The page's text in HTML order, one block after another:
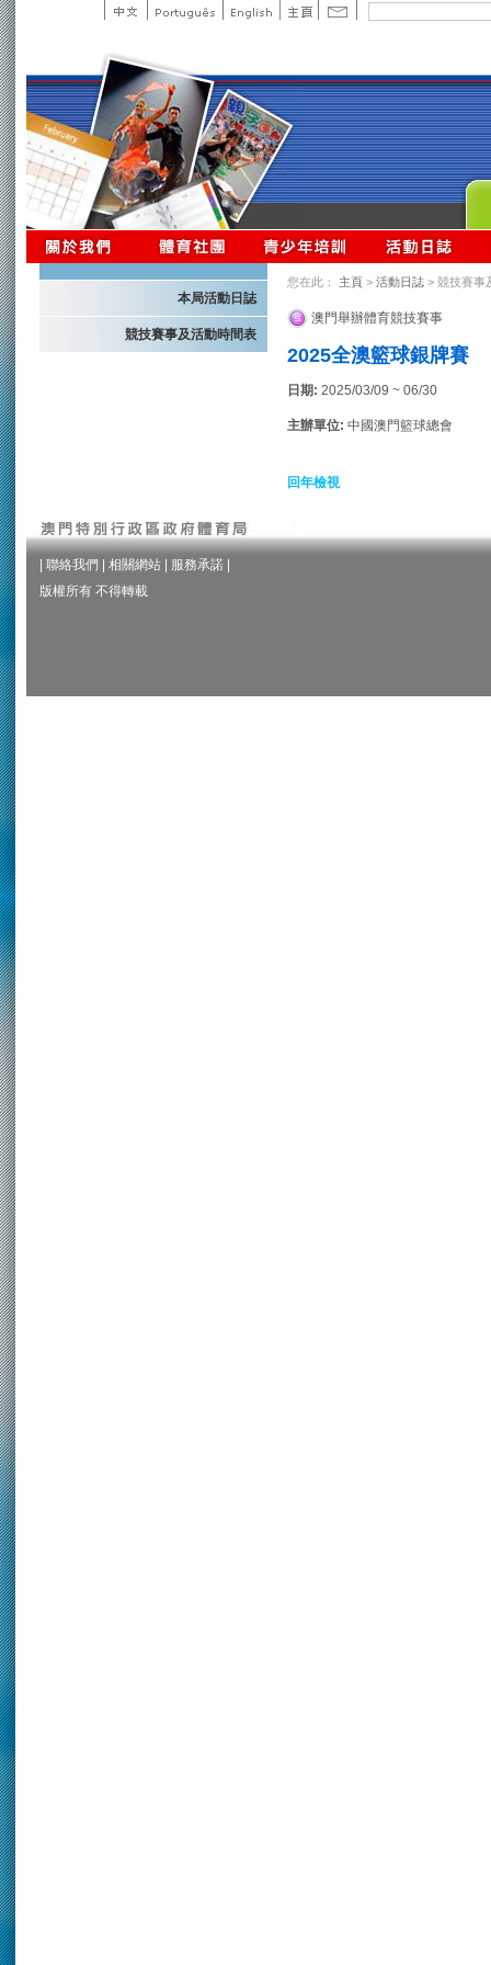
本局活動日誌
競技賽事及活動時間表
您在此： 主頁 > 活動日誌 > 競技賽事
澳門舉辦體育競技賽事
2025全澳籃球銀牌賽
日期: 2025/03/09 ~ 06/30
主辦單位: 中國澳門籃球總會
回年檢視
聯絡我們 相關網站 服務承諾
版權所有 不得轉載